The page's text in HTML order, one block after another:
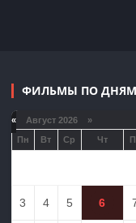
ФИЛЬМЫ ПО ДНЯМ
«Август 2026 »
Пн
Вт Ср Чт
3 4 5 6